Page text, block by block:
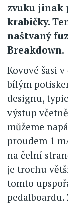
zvuku jinak
krabičky.
naštvaný
Breakdown.
Kovové šasi
bílým
designu,
výstup
můžeme
proudem 1
na čelní
je trochu
tomto